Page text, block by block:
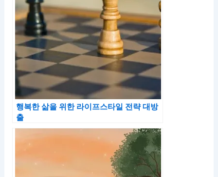
행복한 삶을 위한 라이프스타일 전략 대방
출